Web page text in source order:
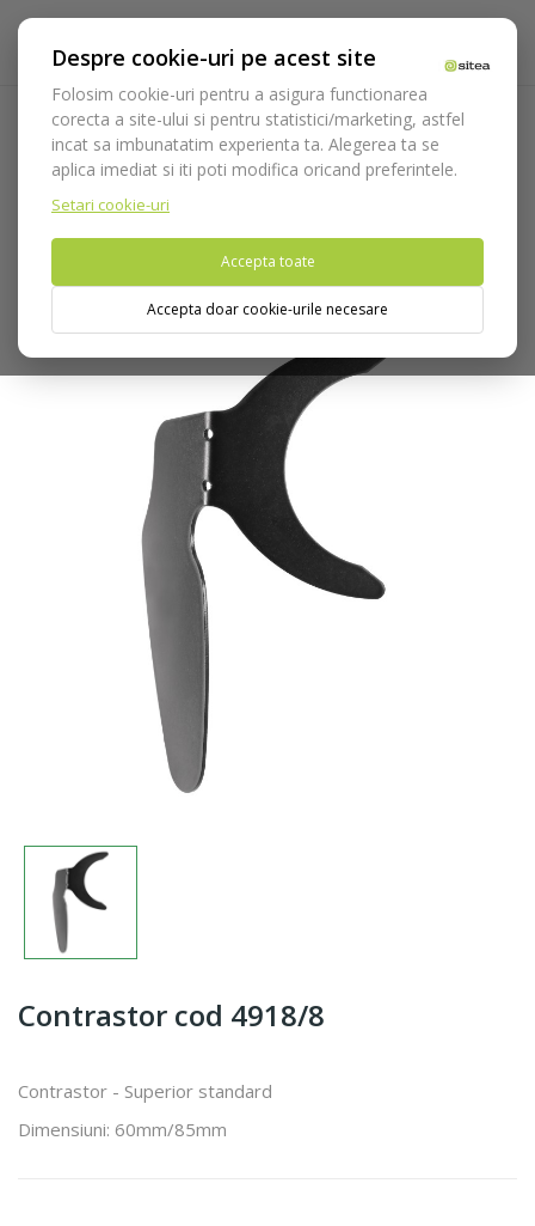
Despre cookie-uri pe acest site
Folosim cookie-uri pentru a asigura functionarea
corecta a site-ului si pentru statistici/marketing, astfel
incat sa imbunatatim experienta ta. Alegerea ta se
aplica imediat si iti poti modifica oricand preferintele.
Setari cookie-uri
Accepta toate
Accepta doar cookie-urile necesare
Acasa Instrumentar Instrumentar accesorii
Contrastors
Contrastor cod 4918/8
Nu puteti plasa comenzi din tara din care accesati website-ul
Contrastor cod 4918/8
Contrastor - Superior standard
Dimensiuni: 60mm/85mm